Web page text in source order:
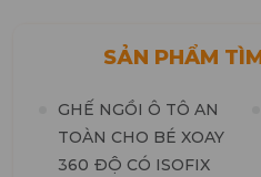
SẢN PHẨM
GHẾ NGỒI Ô TÔ AN
TOÀN CHO BÉ XOAY
360 ĐỘ CÓ ISOFIX